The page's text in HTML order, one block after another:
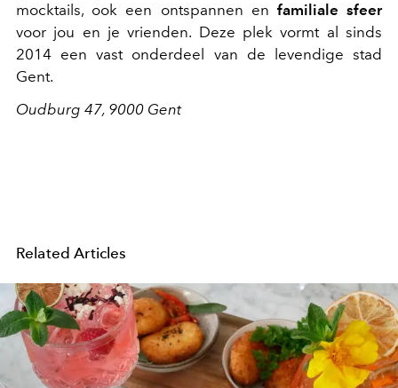
mocktails, ook een ontspannen en familiale sfeer
voor jou en je vrienden. Deze plek vormt al sinds
2014 een vast onderdeel van de levendige stad
Gent.
Oudburg 47, 9000 Gent
Related Articles